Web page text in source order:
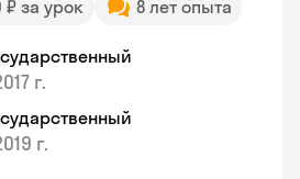
₽ за урок 8 лет опыта
г.
г.